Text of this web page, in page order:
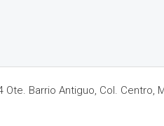
Ote. Barrio Antiguo, Col. Centro,